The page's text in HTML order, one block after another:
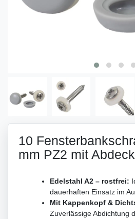
10
mm PZ2 mit
Edelstahl A2 – rostfrei:
dauerhaften Einsatz im
Mit Kappenkopf &
Zuverlässige Abdichtung